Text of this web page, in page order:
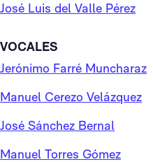
José Luis del Valle Pérez
VOCALES
Jerónimo Farré Muncharaz
Manuel Cerezo Velázquez
José Sánchez Bernal
Manuel Torres Gómez